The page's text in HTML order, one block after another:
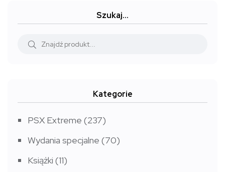
Szukaj…
Kategorie
PSX Extreme (237)
Wydania specjalne (70)
Książki (11)